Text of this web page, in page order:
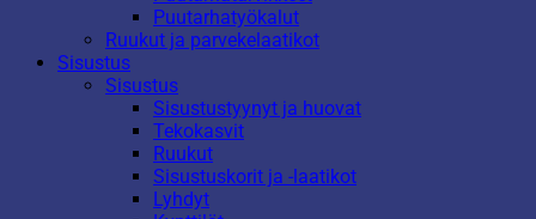
Puutarhatyökalut
Ruukut ja parvekelaatikot
Sisustus
Sisustus
Sisustustyynyt ja huovat
Tekokasvit
Ruukut
Sisustuskorit ja -laatikot
Lyhdyt